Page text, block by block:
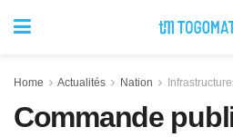
Home Actualités Nation
Commande